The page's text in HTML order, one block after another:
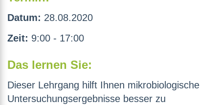
Datum: 28.08.2020
Zeit: 9:00 - 17:00
Das lernen Sie:
Dieser Lehrgang hilft Ihnen mikrobiologische
Untersuchungsergebnisse besser zu